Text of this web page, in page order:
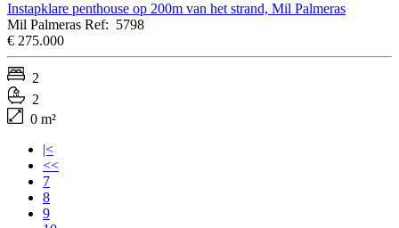
Instapklare penthouse op 200m van het strand, Mil Palmeras
Mil Palmeras Ref: 5798
€ 275.000
2
2
0 m²
|<
<<
7
8
9